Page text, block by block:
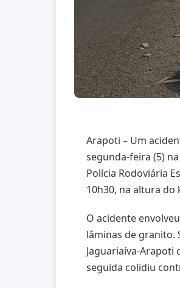
Arapoti – Um
segunda-feira (5)
Polícia Rodoviária
10h30, na altura do
O acidente
lâminas de granito.
Jaguariaíva-Arapoti
seguida colidiu